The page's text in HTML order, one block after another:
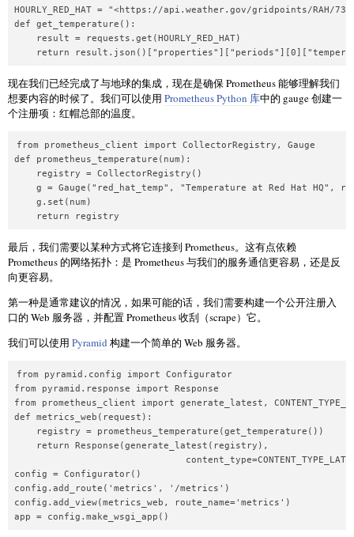
HOURLY_RED_HAT = "<https://api.weather.gov/gridpoints/RAH/
def get_temperature():
    result = requests.get(HOURLY_RED_HAT)
return
现在我们已经完成了与地球的集成，现在是确保 Prometheus 能够理解我们
想要内容的时候了。我们可以使用 Prometheus Python 库中的 gauge 创建一
个注册项：红帽总部的温度。
from prometheus_client import CollectorRegistry, Gauge
def prometheus_temperature(num):
    registry = CollectorRegistry()
g = Gauge("red_hat_temp", "Temperature at Red Hat HQ",
    g.set(num)
    return registry
最后，我们需要以某种方式将它连接到 Prometheus。这有点依赖
Prometheus 的网络拓扑：是 Prometheus 与我们的服务通信更容易，还是反
向更容易。
第一种是通常建议的情况，如果可能的话，我们需要构建一个公开注册入
口的 Web 服务器，并配置 Prometheus 收刮（scrape）它。
我们可以使用 Pyramid 构建一个简单的 Web 服务器。
from pyramid.config import Configurator
from pyramid.response import Response
from prometheus_client import generate_latest,
def metrics_web(request):
    registry = prometheus_temperature(get_temperature())
    return Response(generate_latest(registry),
config = Configurator()
config.add_route('metrics', '/metrics')
config.add_view(metrics_web, route_name='metrics')
app = config.make_wsgi_app()